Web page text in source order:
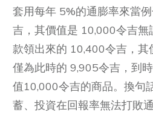
套用每年 5%的通膨率來當
吉，其價值是 10,000令吉無
款領出來的 10,400令吉，其
僅為此時的 9,905令吉，到
值10,000令吉的商品。換句
蓄、投資在回報率無法打敗